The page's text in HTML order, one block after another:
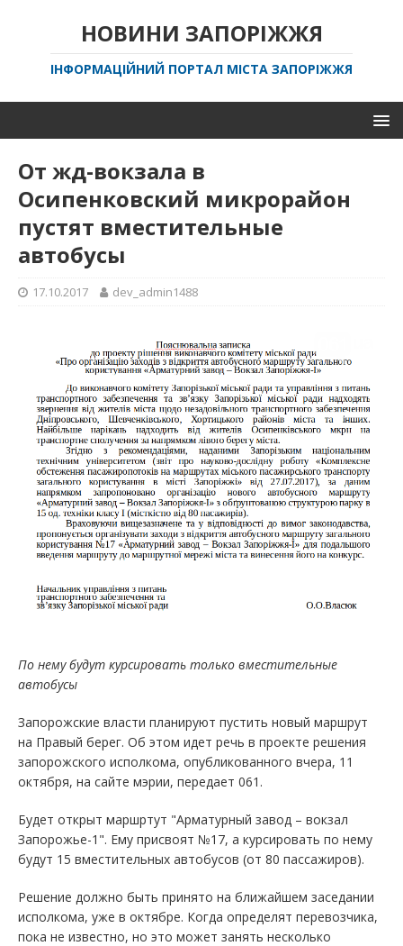
НОВИНИ ЗАПОРІЖЖЯ
ІНФОРМАЦІЙНИЙ ПОРТАЛ МІСТА ЗАПОРІЖЖЯ
От жд-вокзала в
Осипенковский микрорайон
пустят вместительные
автобусы
17.10.2017 dev_admin1488
По нему будут курсировать только вместительные
автобусы
Запорожские власти планируют пустить новый маршрут
на Правый берег. Об этом идет речь в проекте решения
запорожского исполкома, опубликованного вчера, 11
октября, на сайте мэрии, передает 061.
Будет открыт маршртут "Арматурный завод – вокзал
Запорожье-1". Ему присвоят №17, а курсировать по нему
будут 15 вместительных автобусов (от 80 пассажиров).
Решение должно быть принято на ближайшем заседании
исполкома, уже в октябре. Когда определят перевозчика,
пока не известно, но это может занять несколько